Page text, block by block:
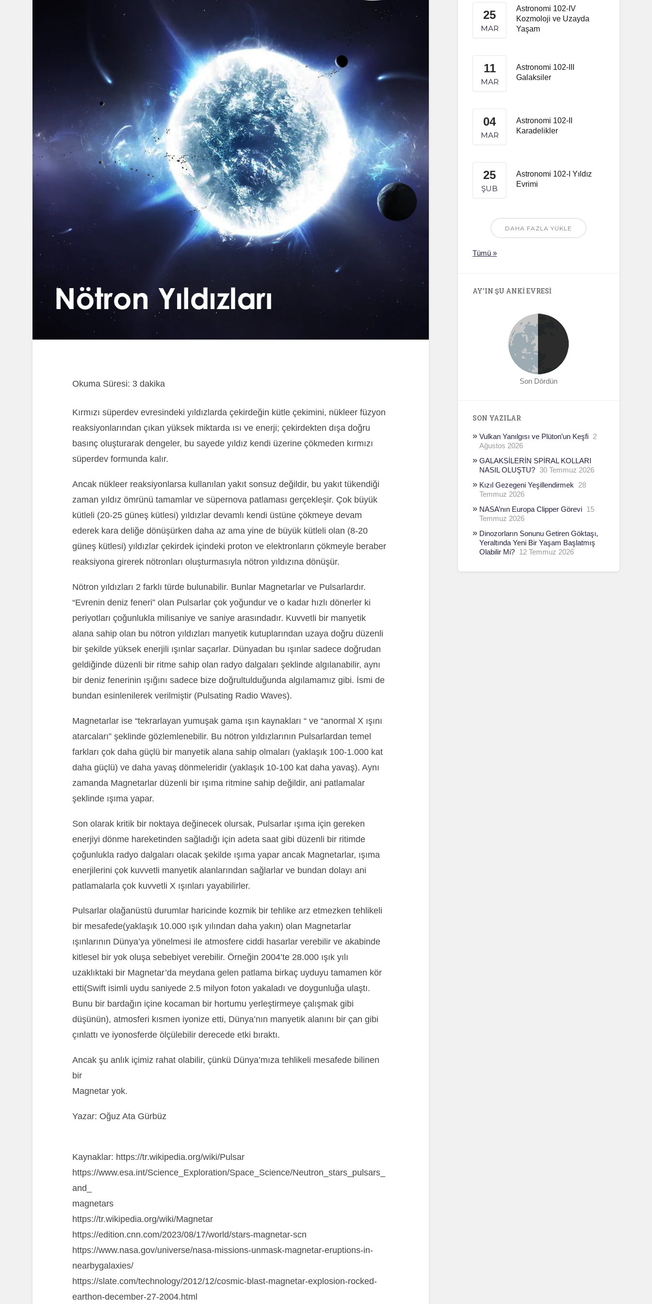
Okuma Süresi: 3 dakika
Kırmızı süperdev evresindeki yıldızlarda çekirdeğin kütle çekimini, nükleer füzyon
reaksiyonlarından çıkan yüksek miktarda ısı ve enerji; çekirdekten dışa doğru
basınç oluşturarak dengeler, bu sayede yıldız kendi üzerine çökmeden kırmızı
süperdev formunda kalır.
Ancak nükleer reaksiyonlarsa kullanılan yakıt sonsuz değildir, bu yakıt tükendiği
zaman yıldız ömrünü tamamlar ve süpernova patlaması gerçekleşir. Çok büyük
kütleli (20-25 güneş kütlesi) yıldızlar devamlı kendi üstüne çökmeye devam
ederek kara deliğe dönüşürken daha az ama yine de büyük kütleli olan (8-20
güneş kütlesi) yıldızlar çekirdek içindeki proton ve elektronların çökmeyle beraber
reaksiyona girerek nötronları oluşturmasıyla nötron yıldızına dönüşür.
Nötron yıldızları 2 farklı türde bulunabilir. Bunlar Magnetarlar ve Pulsarlardır.
“Evrenin deniz feneri” olan Pulsarlar çok yoğundur ve o kadar hızlı dönerler ki
periyotları çoğunlukla milisaniye ve saniye arasındadır. Kuvvetli bir manyetik
alana sahip olan bu nötron yıldızları manyetik kutuplarından uzaya doğru düzenli
bir şekilde yüksek enerjili ışınlar saçarlar. Dünyadan bu ışınlar sadece doğrudan
geldiğinde düzenli bir ritme sahip olan radyo dalgaları şeklinde algılanabilir, aynı
bir deniz fenerinin ışığını sadece bize doğrultulduğunda algılamamız gibi. İsmi de
bundan esinlenilerek verilmiştir (Pulsating Radio Waves).
Magnetarlar ise “tekrarlayan yumuşak gama ışın kaynakları “ ve “anormal X ışını
atarcaları” şeklinde gözlemlenebilir. Bu nötron yıldızlarının Pulsarlardan temel
farkları çok daha güçlü bir manyetik alana sahip olmaları (yaklaşık 100-1.000 kat
daha güçlü) ve daha yavaş dönmeleridir (yaklaşık 10-100 kat daha yavaş). Aynı
zamanda Magnetarlar düzenli bir ışıma ritmine sahip değildir, ani patlamalar
şeklinde ışıma yapar.
Son olarak kritik bir noktaya değinecek olursak, Pulsarlar ışıma için gereken
enerjiyi dönme hareketinden sağladığı için adeta saat gibi düzenli bir ritimde
çoğunlukla radyo dalgaları olacak şekilde ışıma yapar ancak Magnetarlar, ışıma
enerjilerini çok kuvvetli manyetik alanlarından sağlarlar ve bundan dolayı ani
patlamalarla çok kuvvetli X ışınları yayabilirler.
Pulsarlar olağanüstü durumlar haricinde kozmik bir tehlike arz etmezken tehlikeli
bir mesafede(yaklaşık 10.000 ışık yılından daha yakın) olan Magnetarlar
ışınlarının Dünya’ya yönelmesi ile atmosfere ciddi hasarlar verebilir ve akabinde
kitlesel bir yok oluşa sebebiyet verebilir. Örneğin 2004’te 28.000 ışık yılı
uzaklıktaki bir Magnetar’da meydana gelen patlama birkaç uyduyu tamamen kör
etti(Swift isimli uydu saniyede 2.5 milyon foton yakaladı ve doygunluğa ulaştı.
Bunu bir bardağın içine kocaman bir hortumu yerleştirmeye çalışmak gibi
düşünün), atmosferi kısmen iyonize etti, Dünya’nın manyetik alanını bir çan gibi
çınlattı ve iyonosferde ölçülebilir derecede etki bıraktı.
Ancak şu anlık içimiz rahat olabilir, çünkü Dünya’mıza tehlikeli mesafede bilinen
bir
Magnetar yok.
Yazar: Oğuz Ata Gürbüz
Kaynaklar: https://tr.wikipedia.org/wiki/Pulsar
https://www.esa.int/Science_Exploration/Space_Science/Neutron_stars_pulsars_
and_
magnetars
https://tr.wikipedia.org/wiki/Magnetar
https://edition.cnn.com/2023/08/17/world/stars-magnetar-scn
https://www.nasa.gov/universe/nasa-missions-unmask-magnetar-eruptions-in-
nearbygalaxies/
https://slate.com/technology/2012/12/cosmic-blast-magnetar-explosion-rocked-
earthon-december-27-2004.html
25
MAR
Astronomi 102-IV
Kozmoloji ve Uzayda
Yaşam
11
MAR
Astronomi 102-III
Galaksiler
04
MAR
Astronomi 102-II
Karadelikler
25
ŞUB
Astronomi 102-I Yıldız
Evrimi
DAHA FAZLA YÜKLE
Tümü »
AY’IN ŞU ANKI EVRESI
Son Dördün
SON YAZILAR
Vulkan Yanılgısı ve Plüton’un Keşfi 2
Ağustos 2026
GALAKSİLERİN SPİRAL KOLLARI
NASIL OLUŞTU? 30 Temmuz 2026
Kızıl Gezegeni Yeşillendirmek
28
Temmuz 2026
NASA’nın Europa Clipper Görevi 15
Temmuz 2026
Dinozorların Sonunu Getiren Göktaşı,
Yeraltında Yeni Bir Yaşam Başlatmış
Olabilir Mi? 12 Temmuz 2026